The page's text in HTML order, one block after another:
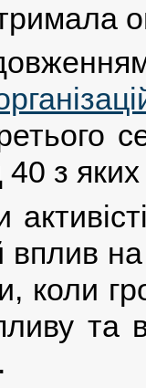
з яких
вплив
коли
та